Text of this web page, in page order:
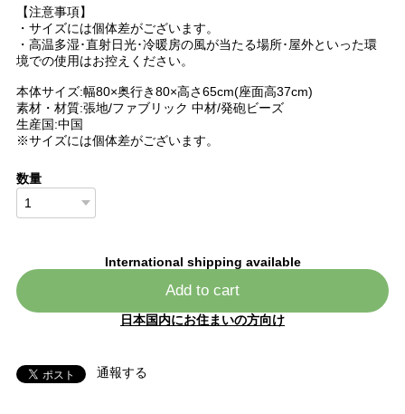
【注意事項】
・サイズには個体差がございます。
・高温多湿･直射日光･冷暖房の風が当たる場所･屋外といった環
境での使用はお控えください。
本体サイズ:幅80×奥行き80×高さ65cm(座面高37cm)
素材・材質:張地/ファブリック 中材/発砲ビーズ
生産国:中国
※サイズには個体差がございます。
数量
International shipping available
Add to cart
日本国内にお住まいの方向け
通報する